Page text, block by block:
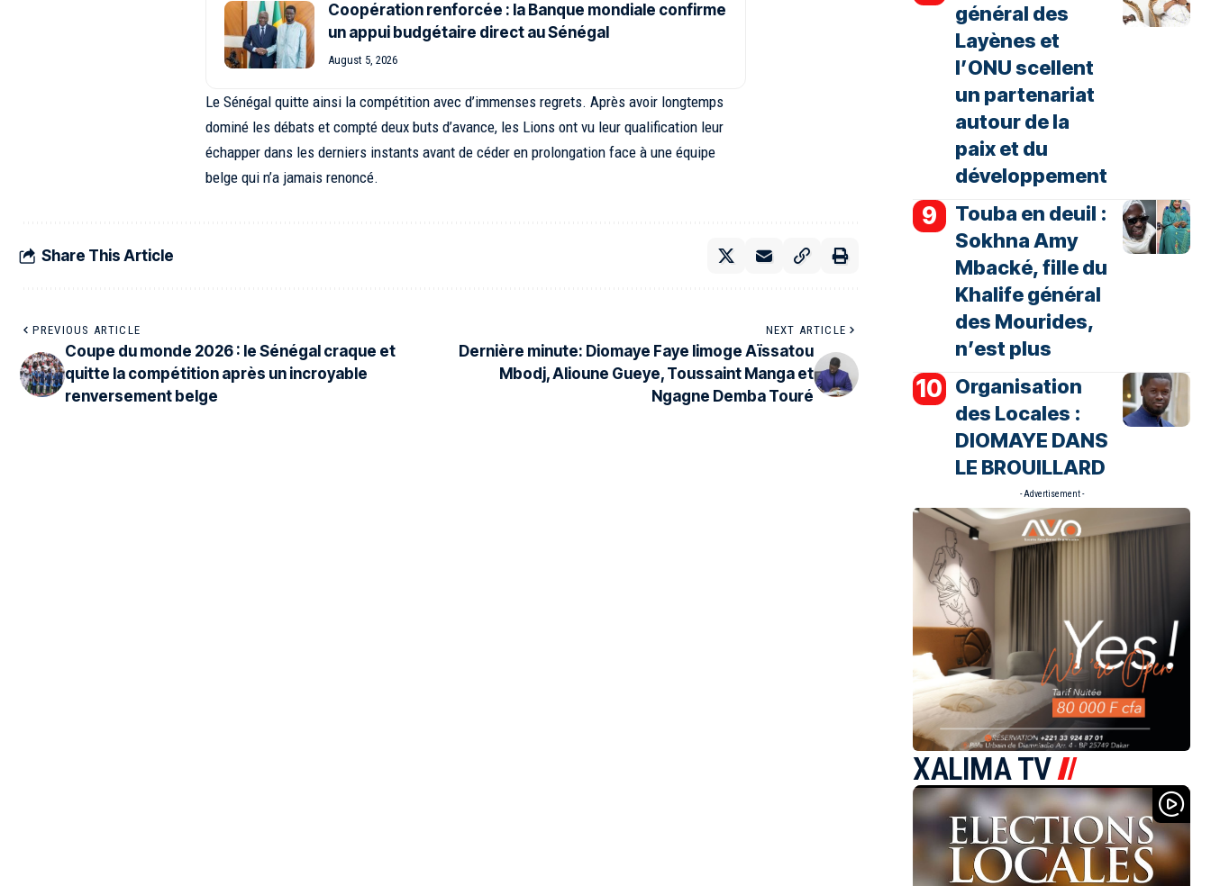
Coopération renforcée : la Banque mondiale confirme
un appui budgétaire direct au Sénégal
August 5, 2026
Le Sénégal quitte ainsi la compétition avec d’immenses regrets. Après avoir longtemps
dominé les débats et compté deux buts d’avance, les Lions ont vu leur qualification leur
échapper dans les derniers instants avant de céder en prolongation face à une équipe
belge qui n’a jamais renoncé.
Share This Article
PREVIOUS ARTICLE
Coupe du monde 2026 : le Sénégal craque et
quitte la compétition après un incroyable
renversement belge
NEXT ARTICLE
Dernière minute: Diomaye Faye limoge Aïssatou
Mbodj, Alioune Gueye, Toussaint Manga et
Ngagne Demba Touré
général des
Layènes et
l’ONU scellent
un partenariat
autour de la
paix et du
développement
Touba en deuil :
Sokhna Amy
Mbacké, fille du
Khalife général
des Mourides,
n’est plus
Organisation
des Locales :
DIOMAYE DANS
LE BROUILLARD
- Advertisement -
XALIMA TV